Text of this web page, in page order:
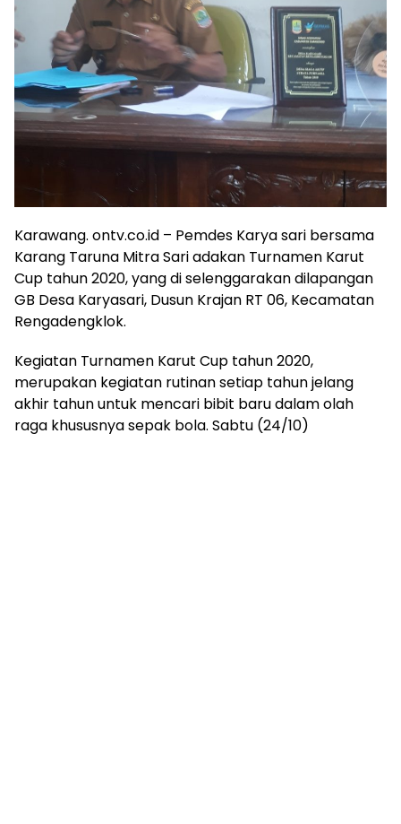
Karawang. ontv.co.id – Pemdes Karya sari bersama
Karang Taruna Mitra Sari adakan Turnamen Karut
Cup tahun 2020, yang di selenggarakan dilapangan
GB Desa Karyasari, Dusun Krajan RT 06, Kecamatan
Rengadengklok.
Kegiatan Turnamen Karut Cup tahun 2020,
merupakan kegiatan rutinan setiap tahun jelang
akhir tahun untuk mencari bibit baru dalam olah
raga khususnya sepak bola. Sabtu (24/10)